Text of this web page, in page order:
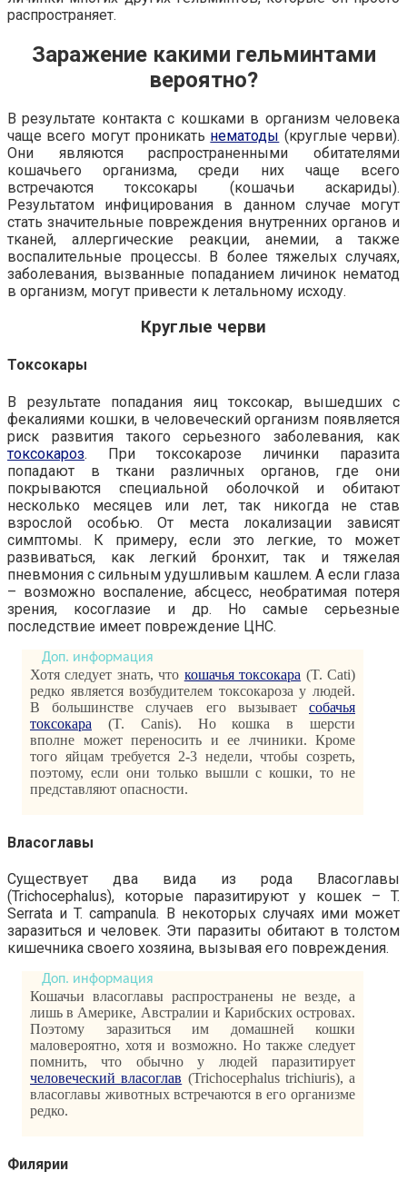
распространяет.
Заражение какими гельминтами
вероятно?
В результате контакта с кошками в организм человека
чаще всего могут проникать нематоды (круглые черви).
Они являются распространенными обитателями
кошачьего организма, среди них чаще всего
встречаются токсокары (кошачьи аскариды).
Результатом инфицирования в данном случае могут
стать значительные повреждения внутренних органов и
тканей, аллергические реакции, анемии, а также
воспалительные процессы. В более тяжелых случаях,
заболевания, вызванные попаданием личинок нематод
в организм, могут привести к летальному исходу.
Круглые черви
Токсокары
В результате попадания яиц токсокар, вышедших с
фекалиями кошки, в человеческий организм появляется
риск развития такого серьезного заболевания, как
токсокароз. При токсокарозе личинки паразита
попадают в ткани различных органов, где они
покрываются специальной оболочкой и обитают
несколько месяцев или лет, так никогда не став
взрослой особью. От места локализации зависят
симптомы. К примеру, если это легкие, то может
развиваться, как легкий бронхит, так и тяжелая
пневмония с сильным удушливым кашлем. А если глаза
– возможно воспаление, абсцесс, необратимая потеря
зрения, косоглазие и др. Но самые серьезные
последствие имеет повреждение ЦНС.
Хотя следует знать, что кошачья токсокара (T. Cati)
редко является возбудителем токсокароза у людей.
В большинстве случаев его вызывает собачья
токсокара (T. Canis). Но кошка в шерсти
вполне может переносить и ее лчиники. Кроме
того яйцам требуется 2-3 недели, чтобы созреть,
поэтому, если они только вышли с кошки, то не
представляют опасности.
Власоглавы
Существует два вида из рода Власоглавы
(Trichocephalus), которые паразитируют у кошек – T.
Serrata и T. campanula. В некоторых случаях ими может
заразиться и человек. Эти паразиты обитают в толстом
кишечника своего хозяина, вызывая его повреждения.
Кошачьи власоглавы распространены не везде, а
лишь в Америке, Австралии и Карибских островах.
Поэтому заразиться им домашней кошки
маловероятно, хотя и возможно. Но также следует
помнить, что обычно у людей паразитирует
человеческий власоглав (Trichocephalus trichiuris), а
власоглавы животных встречаются в его организме
редко.
Филярии